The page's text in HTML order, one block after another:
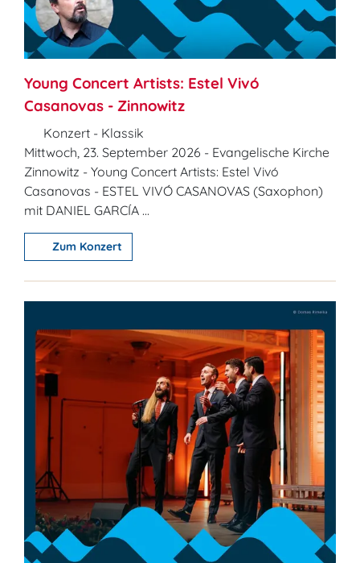
Young Concert Artists: Estel Vivó
Casanovas - Zinnowitz
Konzert - Klassik
Mittwoch, 23. September 2026 - Evangelische Kirche
Zinnowitz - Young Concert Artists: Estel Vivó
Casanovas - ESTEL VIVÓ CASANOVAS (Saxophon)
mit DANIEL GARCÍA ...
Zum Konzert